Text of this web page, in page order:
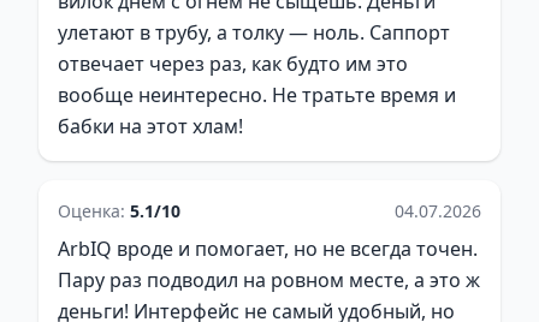
улетают в трубу, а толку — ноль. Саппорт
отвечает через раз, как будто им это
вообще неинтересно. Не тратьте время и
бабки на этот хлам!
Оценка: 5.1/10 04.07.2026
ArbIQ вроде и помогает, но не всегда точен.
Пару раз подводил на ровном месте, а это ж
деньги! Интерфейс не самый удобный, но